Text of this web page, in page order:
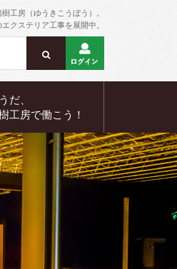
工房（ゆうきこうぼう）。
クステリア工事を展開中。
だ、
工房で働こう！